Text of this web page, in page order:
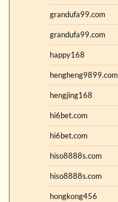
grandufa99.com
grandufa99.com
happy168
hengheng9899.com
hengjing168
hi6bet.com
hi6bet.com
hiso8888s.com
hiso8888s.com
hongkong456